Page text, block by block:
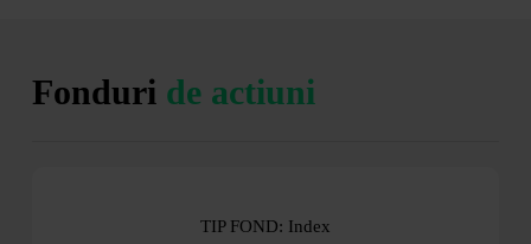
Fonduri de actiuni
TIP FOND: Index